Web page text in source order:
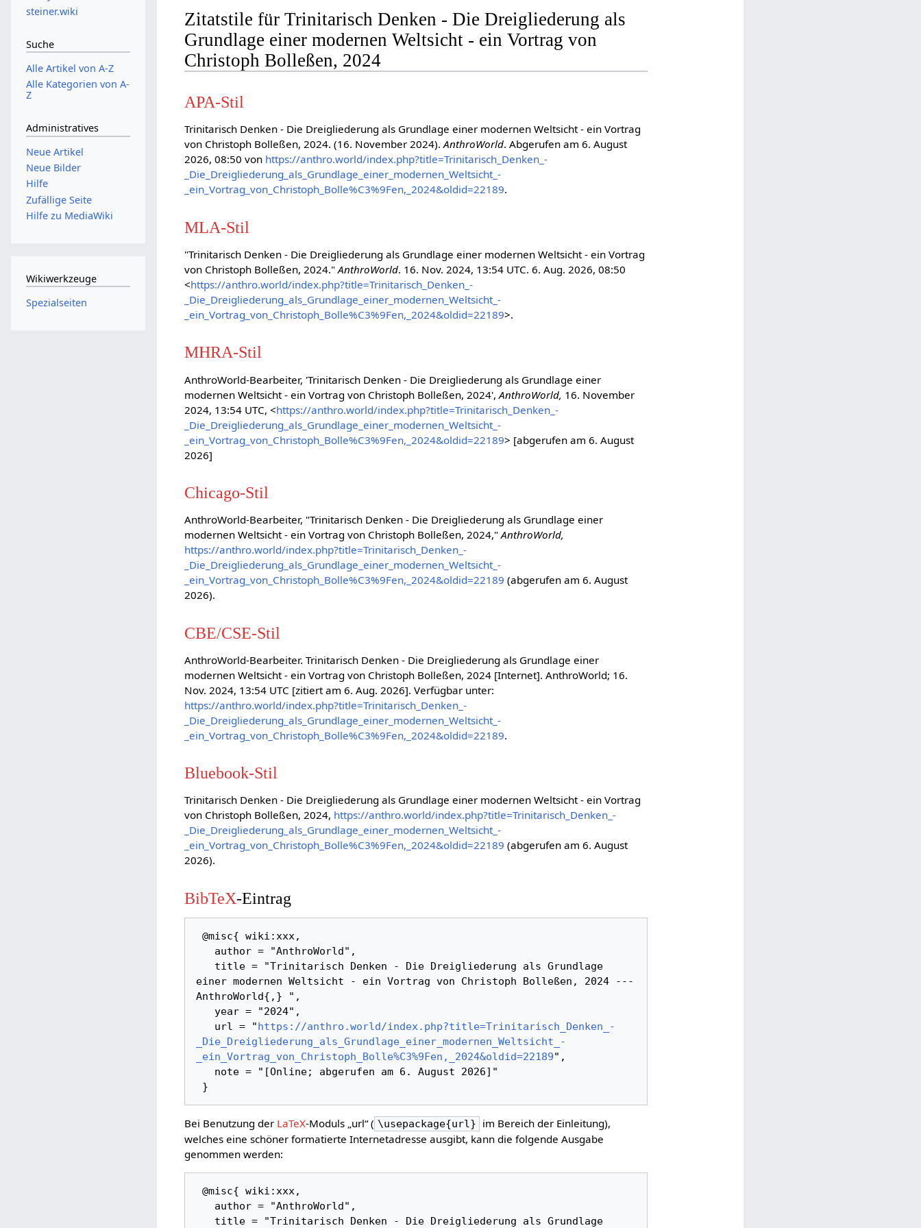
Zitatstile für Trinitarisch Denken - Die Dreigliederung als
Grundlage einer modernen Weltsicht - ein Vortrag von
Christoph Bolleßen, 2024
APA-Stil
Trinitarisch Denken - Die Dreigliederung als Grundlage einer modernen Weltsicht - ein Vortrag
von Christoph Bolleßen, 2024. (16. November 2024).AnthroWorld. Abgerufen am 6. August
2026, 08:50 von https://anthro.world/index.php?title=Trinitarisch_Denken_-
_Die_Dreigliederung_als_Grundlage_einer_modernen_Weltsicht_-
_ein_Vortrag_von_Christoph_Bolle%C3%9Fen,_2024&oldid=22189.
MLA-Stil
"Trinitarisch Denken - Die Dreigliederung als Grundlage einer modernen Weltsicht - ein Vortrag
von Christoph Bolleßen, 2024."AnthroWorld. 16. Nov. 2024, 13:54 UTC. 6. Aug. 2026, 08:50
<https://anthro.world/index.php?title=Trinitarisch_Denken_-
_Die_Dreigliederung_als_Grundlage_einer_modernen_Weltsicht_-
_ein_Vortrag_von_Christoph_Bolle%C3%9Fen,_2024&oldid=22189>.
MHRA-Stil
AnthroWorld-Bearbeiter, 'Trinitarisch Denken - Die Dreigliederung als Grundlage einer
modernen Weltsicht - ein Vortrag von Christoph Bolleßen, 2024',AnthroWorld, 16. November
2024, 13:54 UTC, <https://anthro.world/index.php?title=Trinitarisch_Denken_-
_Die_Dreigliederung_als_Grundlage_einer_modernen_Weltsicht_-
_ein_Vortrag_von_Christoph_Bolle%C3%9Fen,_2024&oldid=22189> [abgerufen am 6. August
2026]
Chicago-Stil
AnthroWorld-Bearbeiter, "Trinitarisch Denken - Die Dreigliederung als Grundlage einer
modernen Weltsicht - ein Vortrag von Christoph Bolleßen, 2024,"AnthroWorld,
https://anthro.world/index.php?title=Trinitarisch_Denken_-
_Die_Dreigliederung_als_Grundlage_einer_modernen_Weltsicht_-
_ein_Vortrag_von_Christoph_Bolle%C3%9Fen,_2024&oldid=22189 (abgerufen am 6. August
2026).
CBE/CSE-Stil
AnthroWorld-Bearbeiter. Trinitarisch Denken - Die Dreigliederung als Grundlage einer
modernen Weltsicht - ein Vortrag von Christoph Bolleßen, 2024 [Internet]. AnthroWorld; 16.
Nov. 2024, 13:54 UTC [zitiert am 6. Aug. 2026]. Verfügbar unter:
https://anthro.world/index.php?title=Trinitarisch_Denken_-
_Die_Dreigliederung_als_Grundlage_einer_modernen_Weltsicht_-
_ein_Vortrag_von_Christoph_Bolle%C3%9Fen,_2024&oldid=22189.
Bluebook-Stil
Trinitarisch Denken - Die Dreigliederung als Grundlage einer modernen Weltsicht - ein Vortrag
von Christoph Bolleßen, 2024, https://anthro.world/index.php?title=Trinitarisch_Denken_-
_Die_Dreigliederung_als_Grundlage_einer_modernen_Weltsicht_-
_ein_Vortrag_von_Christoph_Bolle%C3%9Fen,_2024&oldid=22189 (abgerufen am 6. August
2026).
BibTeX-Eintrag
einer modernen Weltsicht - ein Vortrag von Christoph Bolleßen, 2024 ---
AnthroWorld{,} ",
   url = "
https://anthro.world/index.php?title=Trinitarisch_Denken_-
_Die_Dreigliederung_als_Grundlage_einer_modernen_Weltsicht_-
_ein_Vortrag_von_Christoph_Bolle%C3%9Fen,_2024&oldid=22189",
Bei Benutzung der LaTeX-Moduls „url“ ( \usepackage{url}
im Bereich der Einleitung),
welches eine schöner formatierte Internetadresse ausgibt, kann die folgende Ausgabe
genommen werden:
steiner.wiki
Suche
Alle Artikel von A-Z
Alle Kategorien von A-
Z
Administratives
Neue Artikel
Neue Bilder
Hilfe
Zufällige Seite
Hilfe zu MediaWiki
Wikiwerkzeuge
Spezialseiten